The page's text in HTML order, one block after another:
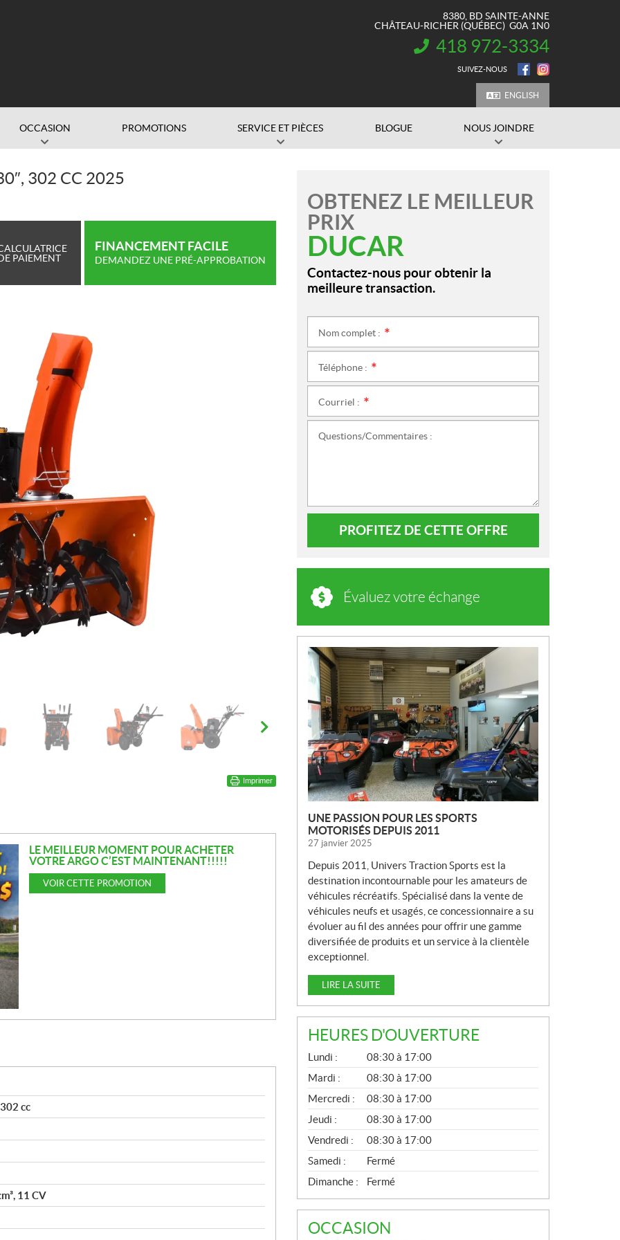
8380, BD SAINTE-ANNE
CHÂTEAU-RICHER (QUÉBEC) G0A 1N0
INFORMATION :
418 972-3334
SUIVEZ-NOUS
ENGLISH
OCCASION PROMOTIONS SERVICE ET PIÈCES BLOGUE NOUS JOINDRE
302 CC 2025
PAIEMENT
FINANCEMENT FACILE
DEMANDEZ UNE PRÉ-APPROBATION
Imprimer
LE MEILLEUR MOMENT POUR ACHETER
VOTRE ARGO C’EST MAINTENANT!!!!!
VOIR CETTE PROMOTION
cc
11 CV
OBTENEZ LE MEILLEUR
PRIX
DUCAR
Contactez-nous pour obtenir la
meilleure transaction.
Nom complet :
Téléphone :
Courriel :
Questions/Commentaires :
PROFITEZ DE CETTE OFFRE
Évaluez votre échange
N
O
U
V
E
L
L
E
S
UNE PASSION POUR LES SPORTS
MOTORISÉS DEPUIS 2011
27 janvier 2025
Depuis 2011, Univers Traction Sports est la
destination incontournable pour les amateurs de
véhicules récréatifs. Spécialisé dans la vente de
véhicules neufs et usagés, ce concessionnaire a su
évoluer au fil des années pour offrir une gamme
diversifiée de produits et un service à la clientèle
exceptionnel.
LIRE LA SUITE
HEURES D'OUVERTURE
G
É
N
É
R
A
L
Lundi :
08:30 à 17:00
Mardi :
08:30 à 17:00
Mercredi :
08:30 à 17:00
Jeudi :
08:30 à 17:00
Vendredi :
08:30 à 17:00
Samedi :
Fermé
Dimanche :
Fermé
OCCASION